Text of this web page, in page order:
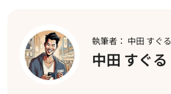
執筆者： 中田 すぐる
中田 すぐる